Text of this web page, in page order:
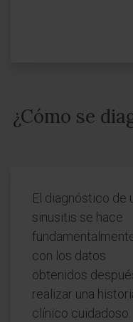
¿Cómo se
El diagnóstico de
sinusitis se hace
con los datos
obtenidos
realizar una
clínico cuidadoso.